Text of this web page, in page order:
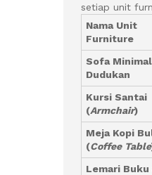
setiap unit
Nama Unit
Furniture
Sofa
Dudukan
Kursi Santai
(Armchair)
Meja Kopi
(Coffee Table
Lemari Buku